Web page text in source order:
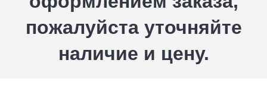
пожалуйста уточняйте
наличие и цену.